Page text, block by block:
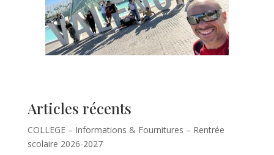
Articles récents
COLLEGE – Informations & Fournitures – Rentrée
scolaire 2026-2027